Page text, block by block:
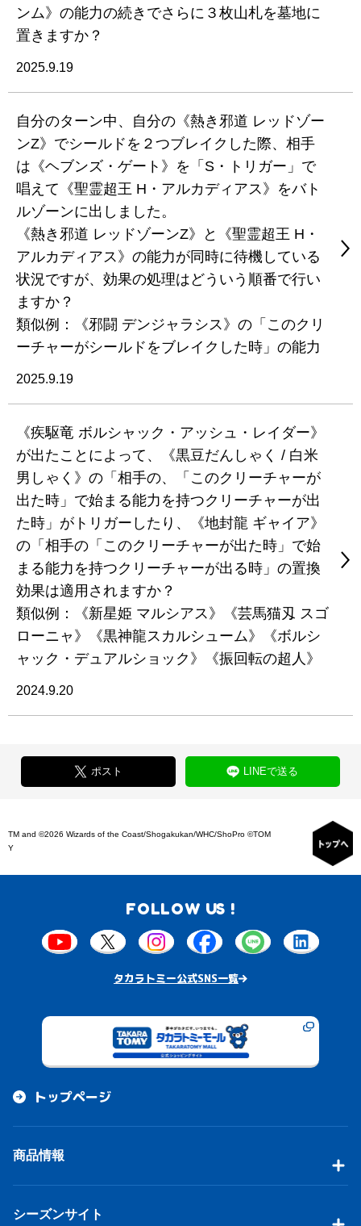
ンム》の能力の続きでさらに３枚山札を墓地に
置きますか？
2025.9.19
自分のターン中、自分の《熱き邪道 レッドゾー
ンZ》でシールドを２つブレイクした際、相手
は《ヘブンズ・ゲート》を「S・トリガー」で
唱えて《聖霊超王 H・アルカディアス》をバト
ルゾーンに出しました。
《熱き邪道 レッドゾーンZ》と《聖霊超王 H・
アルカディアス》の能力が同時に待機している
状況ですが、効果の処理はどういう順番で行い
ますか？
類似例：《邪闘 デンジャラシス》の「このクリ
ーチャーがシールドをブレイクした時」の能力
2025.9.19
《疾駆竜 ボルシャック・アッシュ・レイダー》
が出たことによって、《黒豆だんしゃく / 白米
男しゃく》の「相手の、「このクリーチャーが
出た時」で始まる能力を持つクリーチャーが出
た時」がトリガーしたり、《地封龍 ギャイア》
の「相手の「このクリーチャーが出た時」で始
まる能力を持つクリーチャーが出る時」の置換
効果は適用されますか？
類似例：《新星姫 マルシアス》《芸馬猫刄 スゴ
ローニャ》《黒神龍スカルシューム》《ボルシ
ャック・デュアルショック》《振回転の超人》
2024.9.20
ポスト LINEで送る
TM and ©2026 Wizards of the Coast/Shogakukan/WHC/ShoPro ©TOM
Y
FOLLOW US !
タカラトミー公式SNS一覧
トップページ
商品情報
シーズンサイト